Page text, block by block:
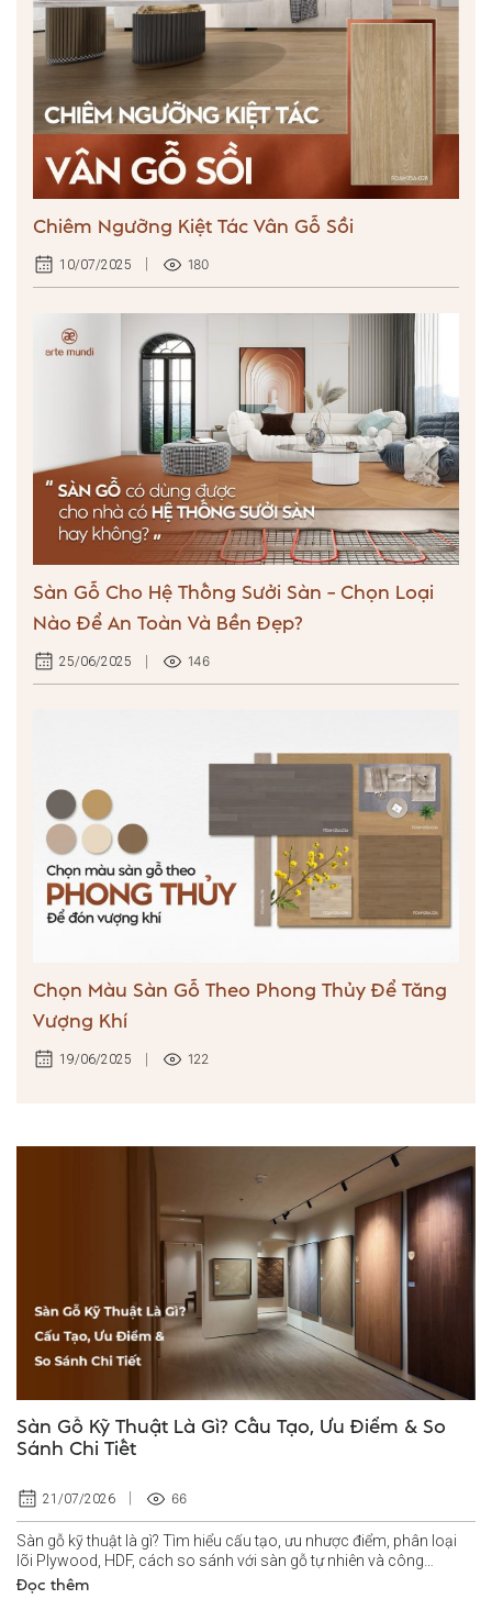
Chiêm Ngưỡng Kiệt Tác Vân Gỗ Sồi
10/07/2025 180
Sàn Gỗ Cho Hệ Thống Sưởi Sàn – Chọn Loại
Nào Để An Toàn Và Bền Đẹp?
25/06/2025 146
Chọn Màu Sàn Gỗ Theo Phong Thủy Để Tăng
Vượng Khí
19/06/2025 122
Sàn Gỗ Kỹ Thuật Là Gì? Cấu Tạo, Ưu Điểm & So
Sánh Chi Tiết
21/07/2026 66
Sàn gỗ kỹ thuật là gì? Tìm hiểu cấu tạo, ưu nhược điểm, phân loại
lõi Plywood, HDF, cách so sánh với sàn gỗ tự nhiên và công
nghiệp.
Đọc thêm